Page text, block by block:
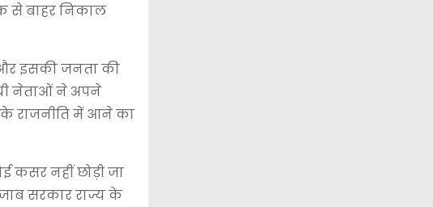
से बाहर निकाल
और इसकी जनता की
नेताओं ने अपने
के राजनीति में आने का
कसर नहीं छोड़ी जा
सरकार राज्य के